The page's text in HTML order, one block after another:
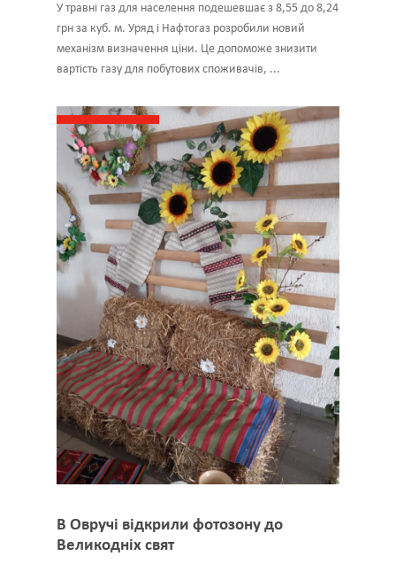
У травні газ для населення подешевшає з 8,55 до 8,24
грн за куб. м. Уряд і Нафтогаз розробили новий
механізм визначення ціни. Це допоможе знизити
вартість газу для побутових споживачів, ...
В Овручі відкрили фотозону до
Великодніх свят